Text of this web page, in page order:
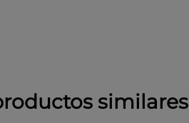
similares